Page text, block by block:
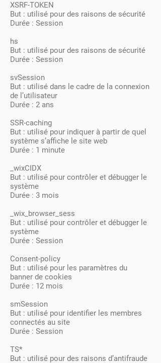
XSRF-TOKEN
But : utilisé pour des raisons de sécurité
Durée : Session
hs
But : utilisé pour des raisons de sécurité
Durée : Session
svSession
But : utilisé dans le cadre de la connexion
de l’utilisateur
Durée : 2 ans
SSR-caching
But : utilisé pour indiquer à partir de quel
système s’affiche le site web
Durée : 1 minute
_wixCIDX
But : utilisé pour contrôler et débugger le
système
Durée : 3 mois
_wix_browser_sess
But : utilisé pour contrôler et débugger le
système
Durée : Session
Consent-policy
But : utilisé pour les paramètres du
banner de cookies
Durée : 12 mois
smSession
But : utilisé pour identifier les membres
connectés au site
Durée : Session
TS*
But : utilisé pour des raisons d’antifraude